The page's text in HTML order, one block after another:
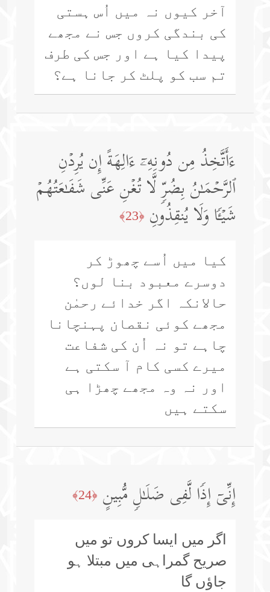
آخر کیوں نہ میں اُس ہستی
کی بندگی کروں جس نے مجھے
پیدا کیا ہے اور جس کی طرف
تم سب کو پلٹ کر جانا ہے؟
ءَأَتَّخِذُ مِن دُونِهِۦۤ ءَالِهَةً إِن یُرِدۡنِ
ٱلرَّحۡمَـٰنُ بِضُرࣲّ لَّا تُغۡنِ عَنِّی شَفَـٰعَتُهُمۡ
شَیۡـࣰٔا وَلَا یُنقِذُونِ ﴿23﴾
کیا میں اُسے چھوڑ کر
دوسرے معبود بنا لوں؟
حالانکہ اگر خدائے رحمٰن
مجھے کوئی نقصان پہنچانا
چاہے تو نہ اُن کی شفاعت
میرے کسی کام آ سکتی ہے
اور نہ وہ مجھے چھڑا ہی
سکتے ہیں
إِنِّیۤ إِذࣰا لَّفِی ضَلَـٰلࣲ مُّبِینٍ ﴿24﴾
اگر میں ایسا کروں تو میں
صریح گمراہی میں مبتلا ہو
جاؤں گا